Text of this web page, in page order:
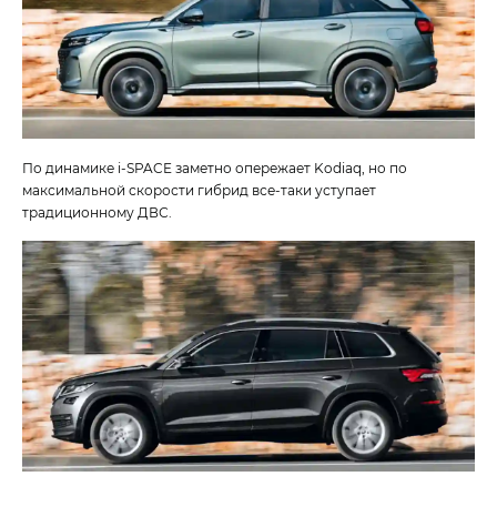
По динамике i‑SPACE заметно опережает Kodiaq, но по
максимальной скорости гибрид все-таки уступает
традиционному ДВС.